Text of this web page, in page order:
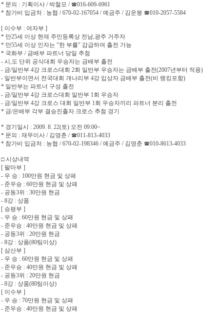
* 문의 : 기획이사 / 박철모 / ☎016-609-6961
* 참가비 입금처 : 농협 / 670-02-167054 / 예금주 / 김운붕 ☎010-2057-5584
[ 이수부 : 여자부 ]
* 만25세 이상 현재 주민등록상 전남,광주 거주자
* 만55세 이상 인자는 "한 부를" 감급하여 출전 가능
* 국화부 / 금배부 파트너 당일 추첨
- 시,도 단위 공식대회 우승자는 금배부 출전
- 금/일반부 4강 크로스대회 2회 일반부 우승자는 금배부 출전(2007년부터 적용)
- 일반부이면서 전국대회 개나리부 4강 입상자 금배부 출전(비 랭킹포함)
* 일반부는 파트너 구성 출전
- 금/일반부 4강 크로스대회 일반부 1회 우승자
- 금/일반부 4강 크로스 대회 일반부 1회 우승자끼리 파트너 분리 출전
* 금/은배부 각부 결승진출자 크로스 추첨 경기
* 경기일시 : 2009. 8. 22(토) 오전 09:00~
* 문의 : 재무이사 / 김영춘 / ☎011-813-4033
* 참가비 입금처 : 농협 / 670-02-198346 / 예금주 / 김영춘 ☎010-8613-4033
□ 시상내역
[ 팔마부 ]
- 우 승 : 100만원 현금 및 상패
- 준우승 : 60만원 현금 및 상패
- 공동3위 : 30만원 현금
- 8강 : 상품
[ 승평부 ]
- 우 승 : 60만원 현금 및 상패
- 준우승 : 40만원 현금 및 상패
- 공동3위 : 20만원 현금
- 8강 : 상품(80팀이상)
[ 삼산부 ]
- 우 승 : 60만원 현금 및 상패
- 준우승 : 40만원 현금 및 상패
- 공동3위 : 20만원 현금
- 8강 : 상품(80팀이상)
[ 이수부 ]
- 우 승 : 70만원 현금 및 상패
- 준우승 : 40만원 현금 및 상패